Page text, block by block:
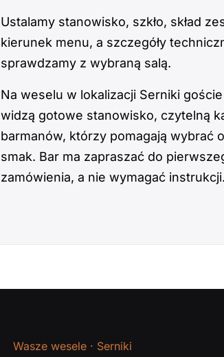
Ustalamy stanowisko, szkło, skład
kierunek menu, a szczegóły
sprawdzamy z wybraną salą.
Na weselu w lokalizacji Serniki
widzą gotowe stanowisko, czytelną
barmanów, którzy pomagają wybrać
smak. Bar ma zapraszać do
zamówienia, a nie wymagać instrukcji.
Wasze wesele · Serniki